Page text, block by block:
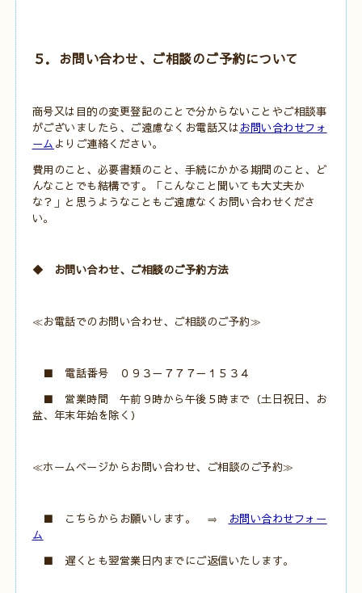
５．お問い合わせ、ご相談のご予約について
商号又は目的の変更登記のことで分からないことやご相談事
がございましたら、ご遠慮なくお電話又はお問い合わせフォ
ーム よりご連絡ください。
費用のこと、必要書類のこと、手続にかかる期間のこと、ど
んなことでも結構です。「こんなこと聞いても大丈夫か
な？」と思うようなこともご遠慮なくお問い合わせくださ
い。
◆ お問い合わせ、ご相談のご予約方法
≪お電話でのお問い合わせ、ご相談のご予約≫
■ 電話番号 ０９３－７７７－１５３４
■ 営業時間 午前９時から午後５時まで（土日祝日、お
盆、年末年始を除く）
≪ホームページからお問い合わせ、ご相談のご予約≫
■ こちらからお願いします。 ⇒
お問い合わせフォー
ム
■ 遅くとも翌営業日内までにご返信いたします。